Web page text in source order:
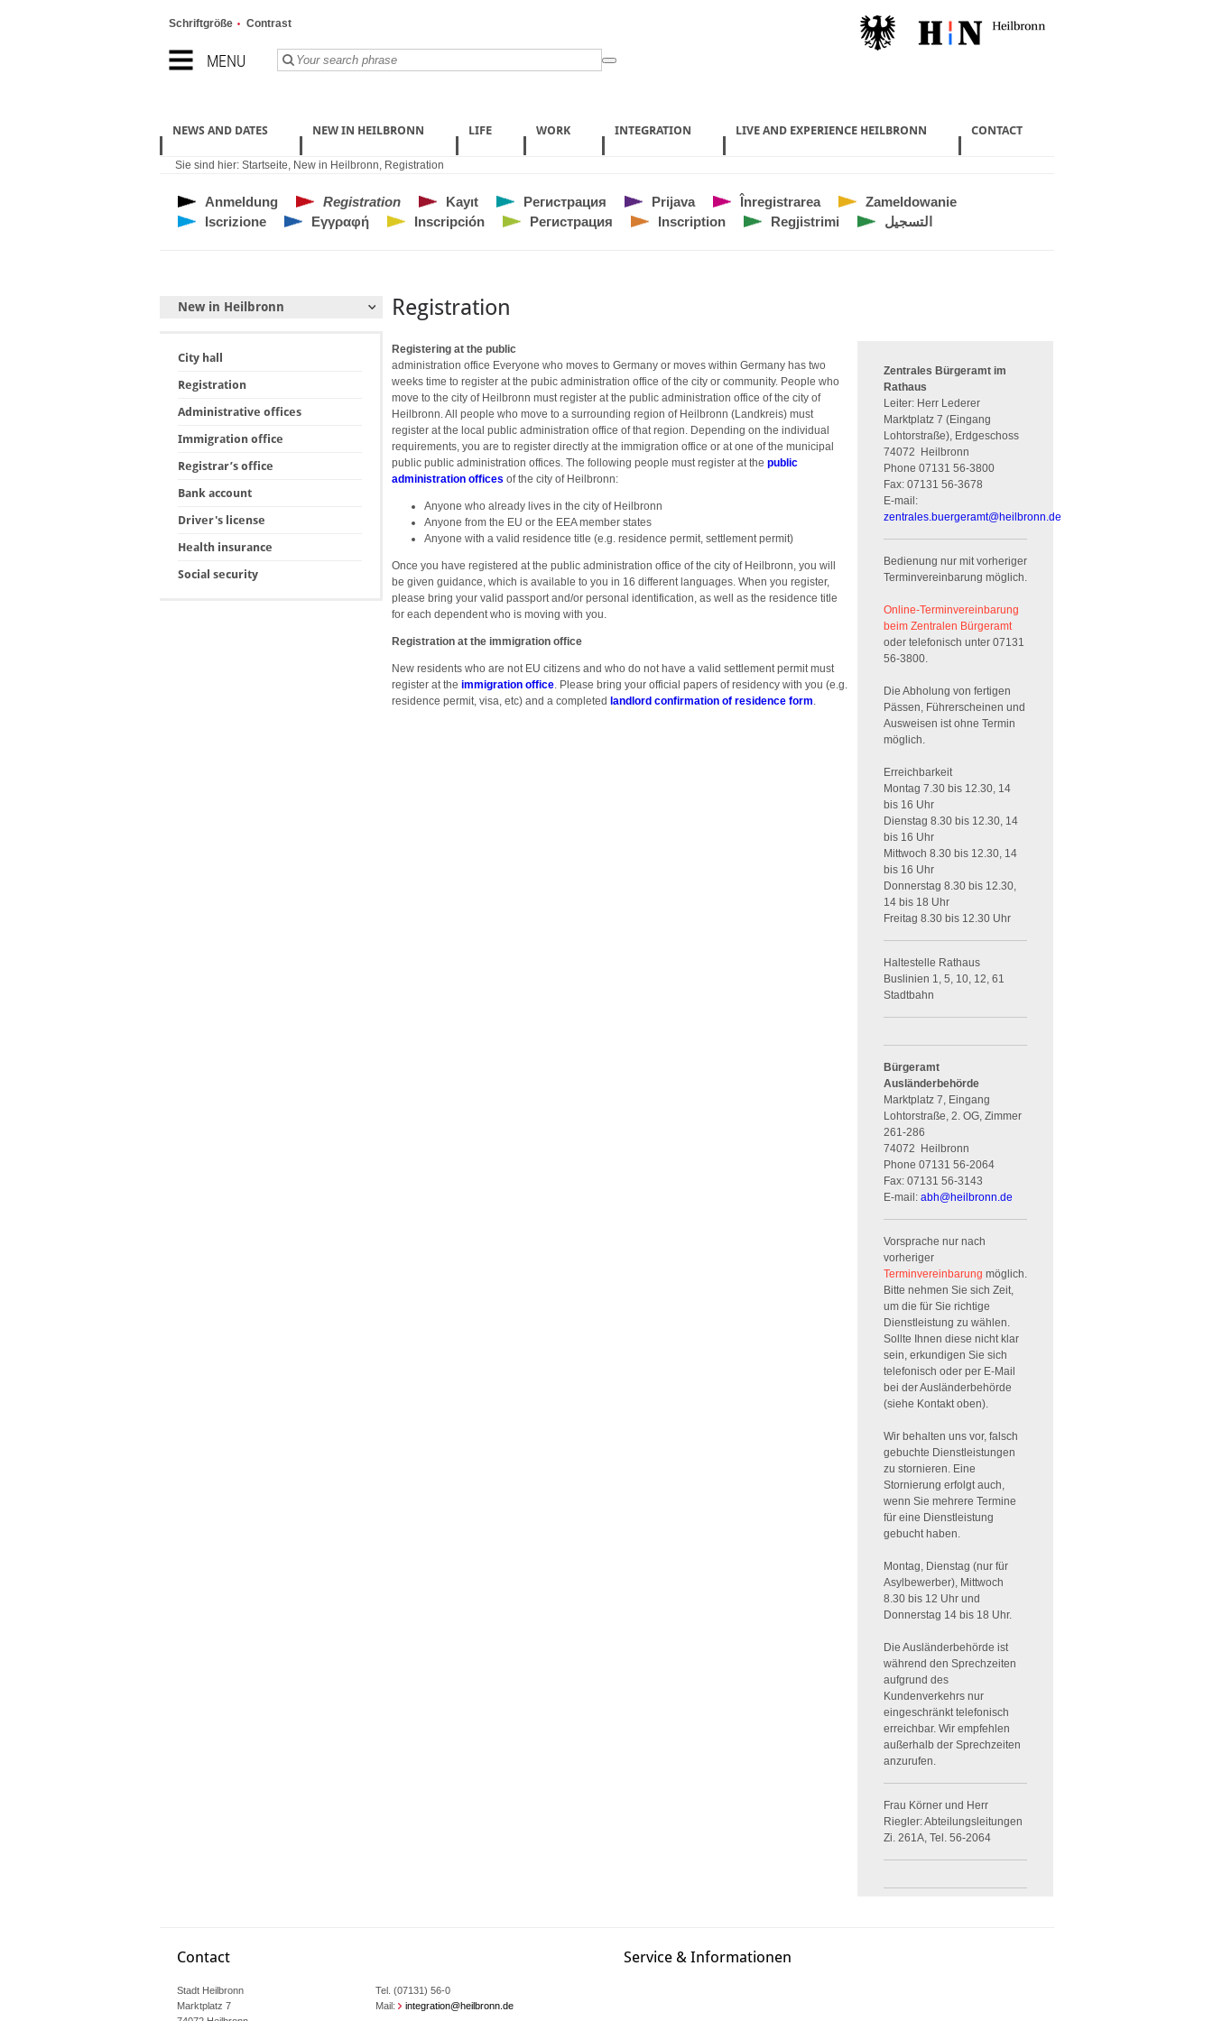
MENU
Schriftgröße Contrast
NEWS AND DATES NEW IN HEILBRONN LIFE WORK INTEGRATION LIVE AND EXPERIENCE HEILBRONN CONTACT
Sie sind hier: Startseite, New in Heilbronn, Registration
Anmeldung Registration Kayıt Регистрация Prijava Înregistrarea
Zameldowanie
Iscrizione
Εγγραφή Inscripción Регистрация Inscription Regjistrimi التسجيل
New in Heilbronn
City hall
Registration
Administrative offices
Immigration office
Registrar’s office
Bank account
Driver's license
Health insurance
Social security
Registration
Registering at the public
administration office Everyone who moves to Germany or moves within Germany has two
weeks time to register at the pubic administration office of the city or community. People who
move to the city of Heilbronn must register at the public administration office of the city of
Heilbronn. All people who move to a surrounding region of Heilbronn (Landkreis) must
register at the local public administration office of that region. Depending on the individual
requirements, you are to register directly at the immigration office or at one of the municipal
public public administration offices. The following people must register at thepublic
administration offices of the city of Heilbronn:
Anyone who already lives in the city of Heilbronn
Anyone from the EU or the EEA member states
Anyone with a valid residence title (e.g. residence permit, settlement permit)
Once you have registered at the public administration office of the city of Heilbronn, you will
be given guidance, which is available to you in 16 different languages. When you register,
please bring your valid passport and/or personal identification, as well as the residence title
for each dependent who is moving with you.
Registration at the immigration office
New residents who are not EU citizens and who do not have a valid settlement permit must
register at the immigration office. Please bring your official papers of residency with you (e.g.
residence permit, visa, etc) and a completed landlord confirmation of residence form.
Zentrales Bürgeramt im
Rathaus
Leiter: Herr Lederer
Marktplatz 7 (Eingang
Lohtorstraße), Erdgeschoss
74072
Heilbronn
Phone07131 56-3800
Fax:07131 56-3678
E-mail:
zentrales.buergeramt@heilbronn.de
Bedienung nur mit vorheriger
Terminvereinbarung möglich.
Online-Terminvereinbarung
beim Zentralen Bürgeramt
oder telefonisch unter 07131
56-3800.
Die Abholung von fertigen
Pässen, Führerscheinen und
Ausweisen ist ohne Termin
möglich.
Erreichbarkeit
Montag 7.30 bis 12.30, 14
bis 16 Uhr
Dienstag 8.30 bis 12.30, 14
bis 16 Uhr
Mittwoch 8.30 bis 12.30, 14
bis 16 Uhr
Donnerstag 8.30 bis 12.30,
14 bis 18 Uhr
Freitag 8.30 bis 12.30 Uhr
Haltestelle Rathaus
Buslinien 1, 5, 10, 12, 61
Stadtbahn
Bürgeramt
Ausländerbehörde
Marktplatz 7, Eingang
Lohtorstraße, 2. OG, Zimmer
261-286
74072
Heilbronn
Phone07131 56-2064
Fax:07131 56-3143
E-mail:abh@heilbronn.de
Vorsprache nur nach
vorheriger
Terminvereinbarung möglich.
Bitte nehmen Sie sich Zeit,
um die für Sie richtige
Dienstleistung zu wählen.
Sollte Ihnen diese nicht klar
sein, erkundigen Sie sich
telefonisch oder per E-Mail
bei der Ausländerbehörde
(siehe Kontakt oben).
Wir behalten uns vor, falsch
gebuchte Dienstleistungen
zu stornieren. Eine
Stornierung erfolgt auch,
wenn Sie mehrere Termine
für eine Dienstleistung
gebucht haben.
Montag, Dienstag (nur für
Asylbewerber), Mittwoch
8.30 bis 12 Uhr und
Donnerstag 14 bis 18 Uhr.
Die Ausländerbehörde ist
während den Sprechzeiten
aufgrund des
Kundenverkehrs nur
eingeschränkt telefonisch
erreichbar. Wir empfehlen
außerhalb der Sprechzeiten
anzurufen.
Frau Körner und Herr
Riegler: Abteilungsleitungen
Zi. 261A, Tel. 56-2064
Contact
Stadt Heilbronn
Marktplatz 7
Tel. (07131) 56-0
Mail:
integration@heilbronn.de
Service & Informationen